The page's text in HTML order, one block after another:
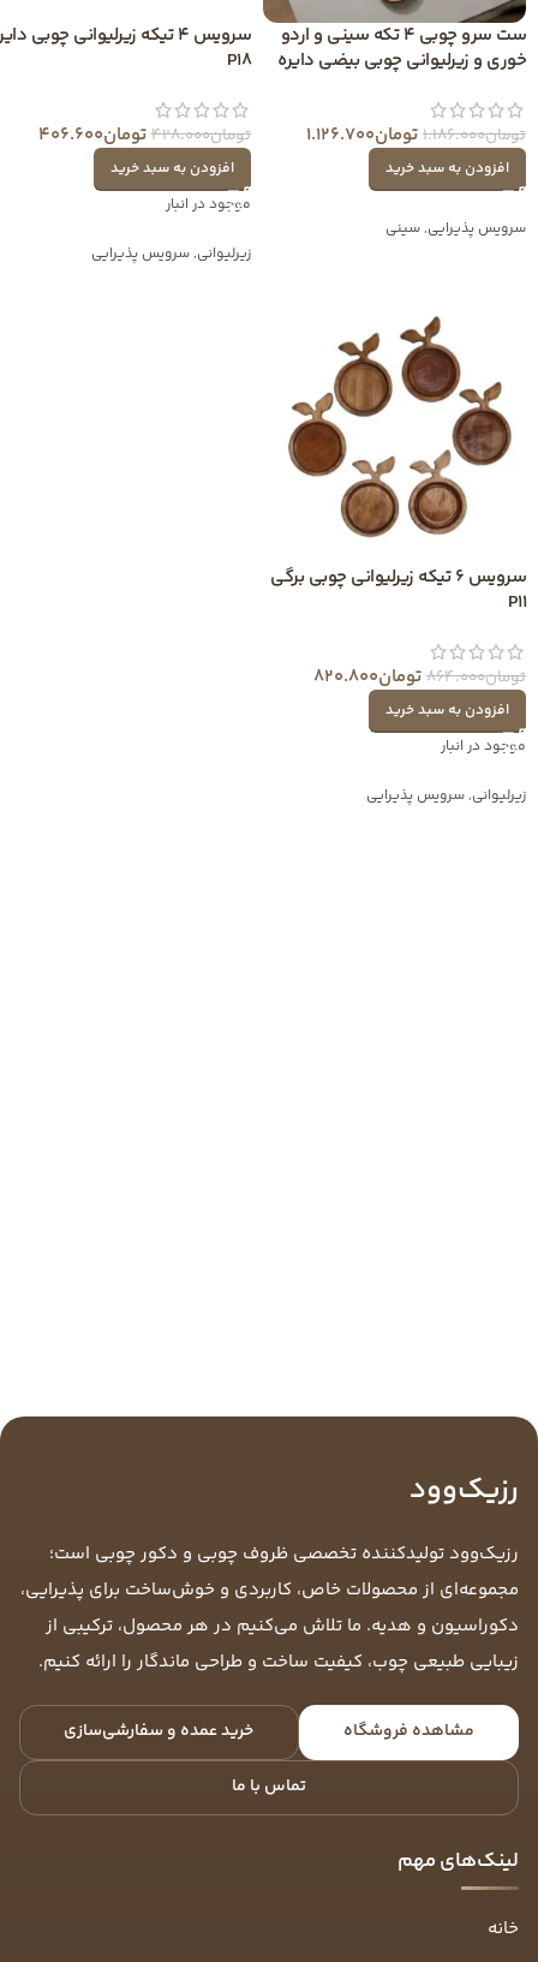
ست سرو چوبی 4 تکه سینی و اردو
خوری و زیرلیوانی چوبی بیضی دایره
تومان1.186.000تومان1.126.700
افزودن به سبد خرید
سرویس پذیرایی,سینی
سرویس 4 تیکه زیرلیوانی چوبی
P18
تومان428.000تومان406.600
افزودن به سبد خرید
موجود در انبار
زیرلیوانی,سرویس پذیرایی
سرویس 6 تیکه زیرلیوانی چوبی برگی
P11
تومان864.000تومان820.800
افزودن به سبد خرید
موجود در انبار
زیرلیوانی,سرویس پذیرایی
رزیک‌وود
رزیک‌وود تولیدکننده تخصصی ظروف چوبی و دکور چوبی است؛
مجموعه‌ای از محصولات خاص، کاربردی و خوش‌ساخت برای پذیرایی،
دکوراسیون و هدیه. ما تلاش می‌کنیم در هر محصول، ترکیبی از
زیبایی طبیعی چوب، کیفیت ساخت و طراحی ماندگار را ارائه کنیم.
مشاهده فروشگاه خرید عمده و سفارشی‌سازی
تماس با ما
لینک‌های مهم
خانه